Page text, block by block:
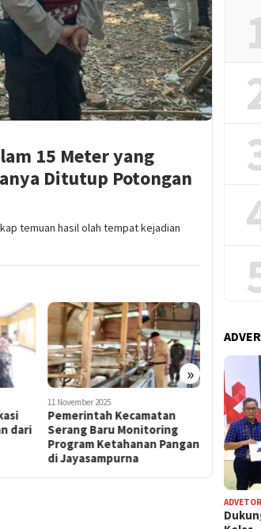
15 Meter yang
Ditutup Potongan
temuan hasil olah tempat kejadian
»
10 November 2025
Puluhan Pelaku UMKM
Serang Baru Dilatih
Membuat Sabun Ramah
Lingkungan
20 November
Situ
Teratai
Baru